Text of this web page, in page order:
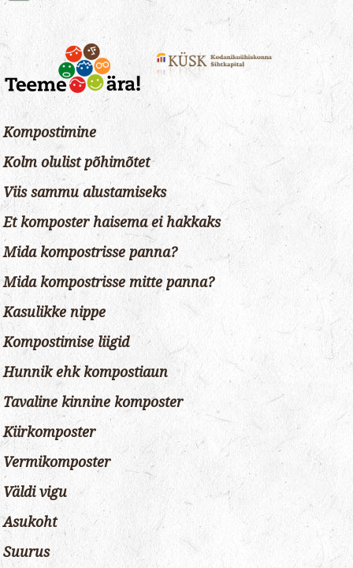
Kompostimine
Kolm olulist põhimõtet
Viis sammu alustamiseks
Et komposter haisema ei hakkaks
Mida kompostrisse panna?
Mida kompostrisse mitte panna?
Kasulikke nippe
Kompostimise liigid
Hunnik ehk kompostiaun
Tavaline kinnine komposter
Kiirkomposter
Vermikomposter
Väldi vigu
Asukoht
Suurus